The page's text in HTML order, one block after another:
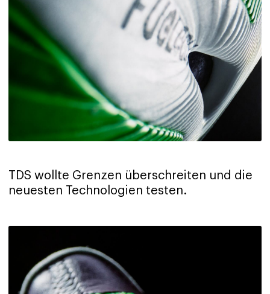
TDS wollte Grenzen überschreiten und die
neuesten Technologien testen.